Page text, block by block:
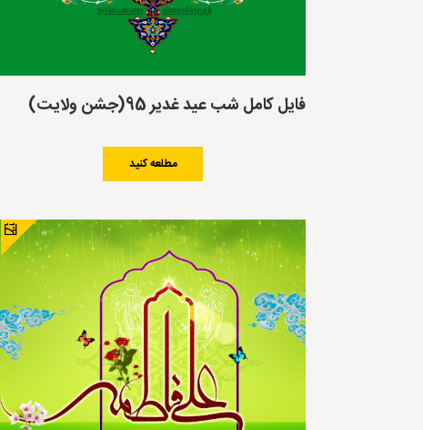
فایل کامل شب عید غدیر 95(جشن ولایت)
مطلعه کنید